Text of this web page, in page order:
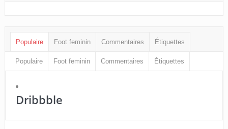
Populaire Foot feminin Commentaires Étiquettes
Populaire Foot feminin Commentaires Étiquettes
Dribbble